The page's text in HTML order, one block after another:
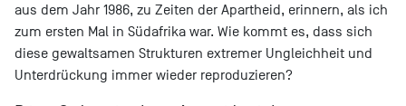
aus dem Jahr 1986, zu Zeiten der Apartheid, erinnern, als ich
zum ersten Mal in Südafrika war. Wie kommt es, dass sich
diese gewaltsamen Strukturen extremer Ungleichheit und
Unterdrückung immer wieder reproduzieren?